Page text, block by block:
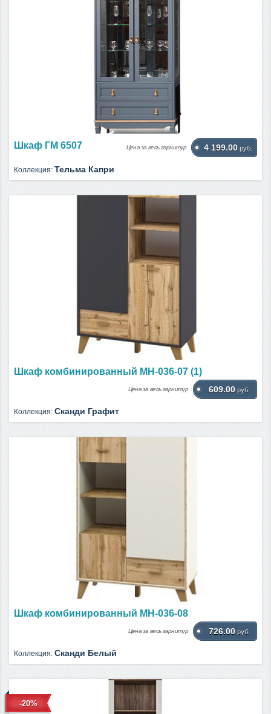
Шкаф ГМ 6507 Цена за весь гарнитур 4 199.00 руб.
Коллекция: Тельма Капри
Шкаф комбинированный МН-036-07 (1)
Цена за весь гарнитур 609.00 руб.
Коллекция: Сканди Графит
Шкаф комбинированный МН-036-08
Цена за весь гарнитур 726.00 руб.
Коллекция: Сканди Белый
-20%